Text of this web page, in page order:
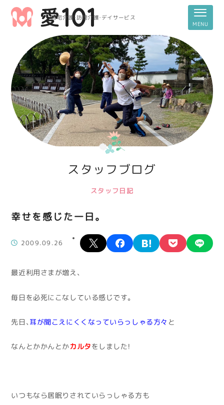
居宅介護・訪問介護・デイサービス
スタッフブログ
スタッフ日記
幸せを感じた一日。
2009.09.26
X facebookhatena pocket
最近利用さまが増え、
毎日を必死にこなしている感じです。
先日、 耳が聞こえにくくなっていらっしゃる方々 と
なんとかかんとか カルタ をしました！
いつもなら居眠りされていらっしゃる方も